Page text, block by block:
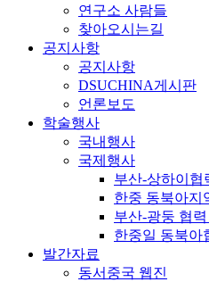
연구소 사람들
찾아오시는길
공지사항
공지사항
DSUCHINA게시판
언론보도
학술행사
국내행사
국제행사
부산-상하이협
한중 동북아지
부산-광둥 협력
한중일 동북아
발간자료
동서중국 웹진